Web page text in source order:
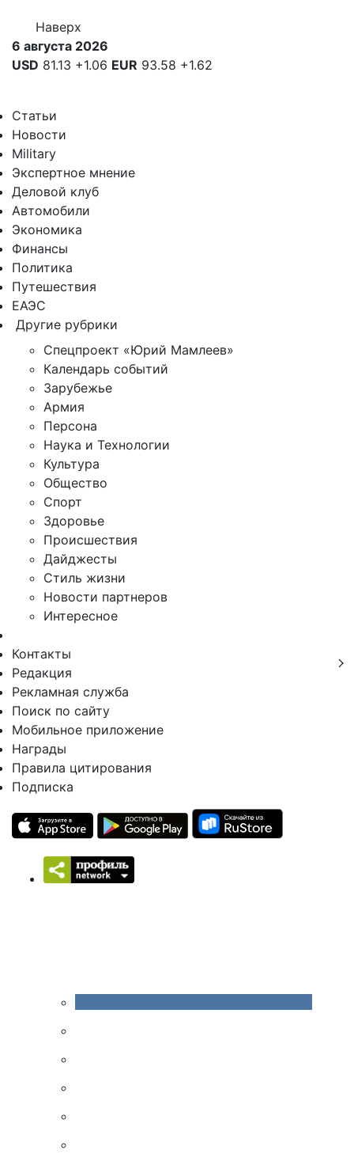
Наверх
6 августа 2026
USD 81.13 +1.06 EUR 93.58 +1.62
Статьи
Новости
Military
Экспертное мнение
Деловой клуб
Автомобили
Экономика
Финансы
Политика
Путешествия
ЕАЭС
Другие рубрики
Спецпроект «Юрий Мамлеев»
Календарь событий
Зарубежье
Армия
Персона
Наука и Технологии
Культура
Общество
Спорт
Здоровье
Происшествия
Дайджесты
Стиль жизни
Новости партнеров
Интересное
Контакты
Редакция
Рекламная служба
Поиск по сайту
Мобильное приложение
Награды
Правила цитирования
Подписка